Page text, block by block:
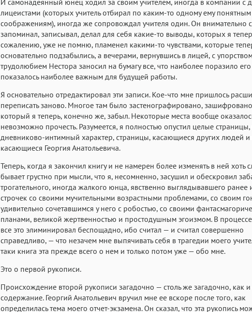
лицеистами (которых учитель отбирал по каким-то одному ему понятным
соображениям), иногда же сопровождал учителя один. Он внимательно
запоминал, записывал, делал для себя какие-то выводы, которых я
сожалению, уже не помню, пламенел какими-то чувствами, которые
основательно подзабылись, а вечерами, вернувшись в лицей, с
трудолюбием Нестора заносил на бумагу все, что наиболее поразило
показалось наиболее важным для будущей работы.
Я основательно отредактировал эти записи. Кое-что мне пришлось
переписать заново. Многое там было застенографировано,
который я теперь, конечно же, забыл. Некоторые места вообще
невозможно прочесть. Разумеется, я полностью опустил целые
дневниково-интимный характер, страницы, касающиеся других людей и
касающиеся Георгия Анатольевича.
Теперь, когда я закончил книгу и не намерен более изменять в ней хоть
бывает грустно при мысли, что я, несомненно, засушил и обескровил
трогательного, иногда жалкого юнца, явственно выглядывавшего ранее
строчек со своими мучительными возрастными проблемами, со своим
удивительно сочетавшимся у него с робостью, со своими
планами, великой жертвенностью и простодушным эгоизмом. В
все это элиминировал беспощадно, ибо считал — и считал совершенно
справедливо, — что незачем мне выпячивать себя в трагедии моего
таки книга эта прежде всего о нем и только потом уже — обо мне.
Это о первой рукописи.
Происхождение второй рукописи загадочно — столь же загадочно, как и
содержание. Георгий Анатольевич вручил мне ее вскоре после того, как
определилась тема моего отчет-экзамена. Он сказал, что эта рукопись